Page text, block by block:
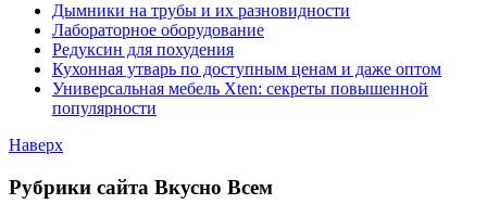
Дымники на трубы и их разновидности
Лабораторное оборудование
Редуксин для похудения
Кухонная утварь по доступным ценам и даже оптом
Универсальная мебель Xten: секреты повышенной
популярности
Наверх
Рубрики сайта Вкусно Всем